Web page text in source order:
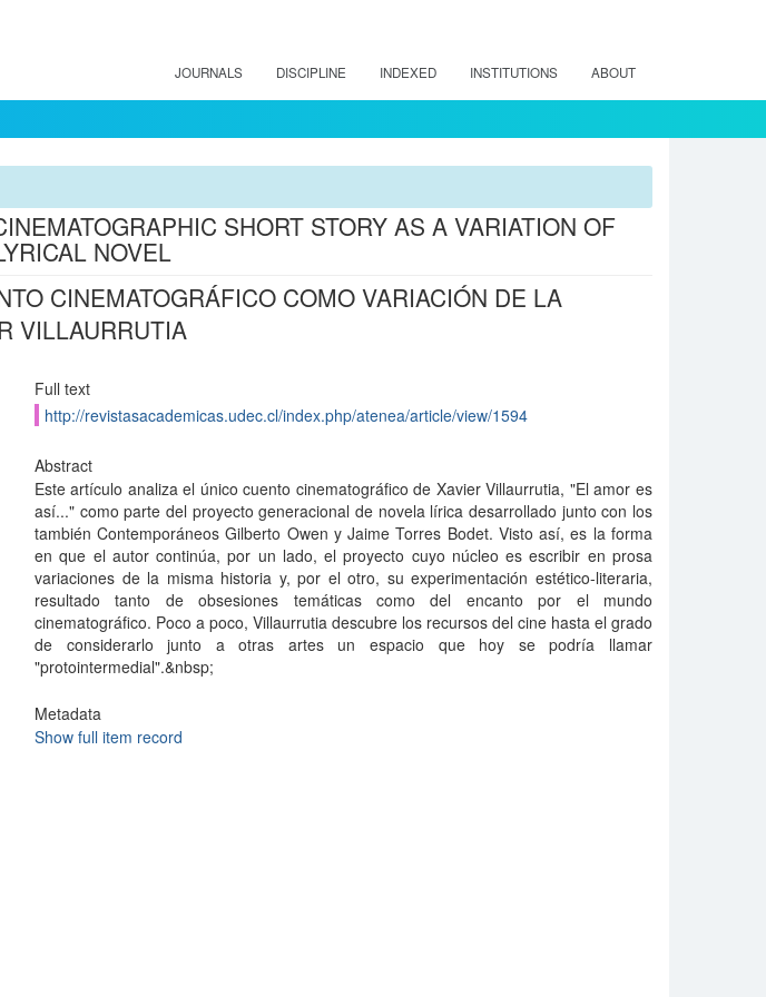
JOURNALS DISCIPLINE INDEXED INSTITUTIONS ABOUT
SHORT STORY AS A VARIATION OF
NOVEL
CINEMATOGRÁFICO COMO VARIACIÓN DE LA
VILLAURRUTIA
Full text
http://revistasacademicas.udec.cl/index.php/atenea/article/view/1594
Abstract
Este artículo analiza el único cuento cinematográfico de Xavier Villaurrutia, "El amor es
así..." como parte del proyecto generacional de novela lírica desarrollado junto con los
también Contemporáneos Gilberto Owen y Jaime Torres Bodet. Visto así, es la forma
en que el autor continúa, por un lado, el proyecto cuyo núcleo es escribir en prosa
variaciones de la misma historia y, por el otro, su experimentación estético-literaria,
resultado tanto de obsesiones temáticas como del encanto por el mundo
cinematográfico. Poco a poco, Villaurrutia descubre los recursos del cine hasta el grado
de considerarlo junto a otras artes un espacio que hoy se podría llamar
"protointermedial".&nbsp;
Metadata
Show full item record